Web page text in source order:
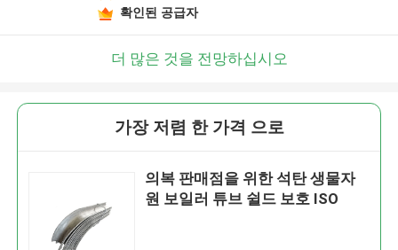
확인된 공급자
더 많은 것을 전망하십시오
가장 저렴 한 가격 으로
의복 판매점을 위한 석탄 생물자
원 보일러 튜브 쉴드 보호 ISO